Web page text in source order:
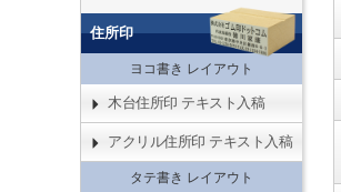
住所印
ヨコ書き レイアウト
木台住所印 テキスト入稿
アクリル住所印 テキスト入稿
タテ書き レイアウト